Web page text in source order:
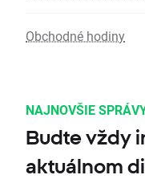
Obchodné hodiny
NAJNOVŠIE
Budte vždy
aktuálnom